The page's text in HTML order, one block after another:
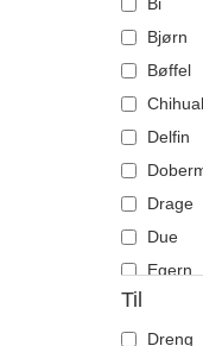
Bjørn
Bøffel
Delfin
Drage
Due
Egern
Til
Dreng